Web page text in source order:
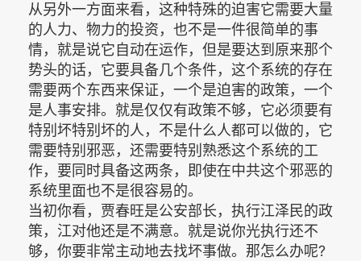
从另外一方面来看，这种特殊的迫害它需要大量
的人力、物力的投资，也不是一件很简单的事
情，就是说它自动在运作，但是要达到原来那个
势头的话，它要具备几个条件，这个系统的存在
需要两个东西来保证，一个是迫害的政策，一个
是人事安排。就是仅仅有政策不够，它必须要有
特别坏特别坏的人，不是什么人都可以做的，它
需要特别邪恶，还需要特别熟悉这个系统的工
作，要同时具备这两条，即使在中共这个邪恶的
系统里面也不是很容易的。
当初你看，贾春旺是公安部长，执行江泽民的政
策，江对他还是不满意。就是说你光执行还不
够，你要非常主动地去找坏事做。那怎么办呢?